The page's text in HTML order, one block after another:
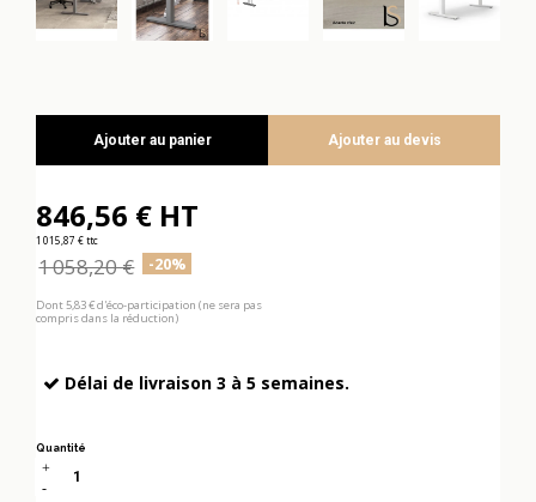
Ajouter au panier Ajouter au devis
846,56 € HT
1 015,87 € ttc
1 058,20 € -20%
Dont 5,83 € d'éco-participation (ne sera pas
compris dans la réduction)
Délai de livraison 3 à 5 semaines.
Quantité